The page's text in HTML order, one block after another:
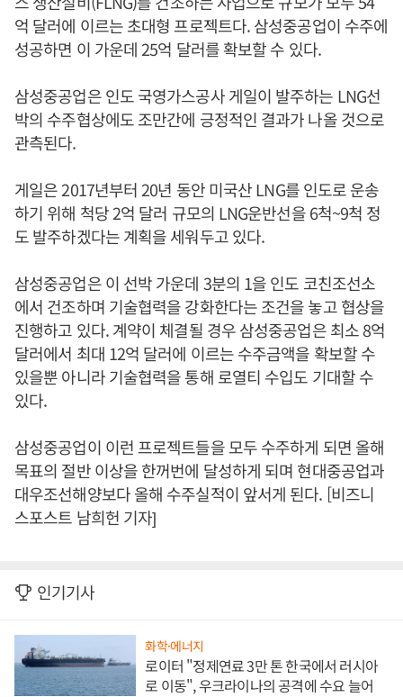
억 달러에 이르는 초대형 프로젝트다. 삼성중공업이 수주에
성공하면 이 가운데 25억 달러를 확보할 수 있다.
삼성중공업은 인도 국영가스공사 게일이 발주하는 LNG선
박의 수주협상에도 조만간에 긍정적인 결과가 나올 것으로
관측된다.
게일은 2017년부터 20년 동안 미국산 LNG를 인도로 운송
하기 위해 척당 2억 달러 규모의 LNG운반선을 6척~9척 정
도 발주하겠다는 계획을 세워두고 있다.
삼성중공업은 이 선박 가운데 3분의 1을 인도 코친조선소
에서 건조하며 기술협력을 강화한다는 조건을 놓고 협상을
진행하고 있다. 계약이 체결될 경우 삼성중공업은 최소 8억
달러에서 최대 12억 달러에 이르는 수주금액을 확보할 수
있을뿐 아니라 기술협력을 통해 로열티 수입도 기대할 수
있다.
삼성중공업이 이런 프로젝트들을 모두 수주하게 되면 올해
목표의 절반 이상을 한꺼번에 달성하게 되며 현대중공업과
대우조선해양보다 올해 수주실적이 앞서게 된다. [비즈니
스포스트 남희헌 기자]
인기기사
화학·에너지
로이터 "정제연료 3만 톤 한국에서 러시아
로 이동", 우크라이나의 공격에 수요 늘어